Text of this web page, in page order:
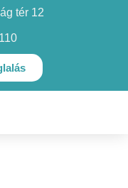
tér 12